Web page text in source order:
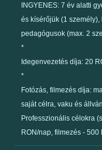
INGYENES: 7 év alatti
és kísérőjük (1
pedagógusok (max. 2
*
Idegenvezetés díja: 20
*
Fotózás, filmezés díja:
saját célra, vaku és
Professzionális célokra
RON/nap, filmezés - 500